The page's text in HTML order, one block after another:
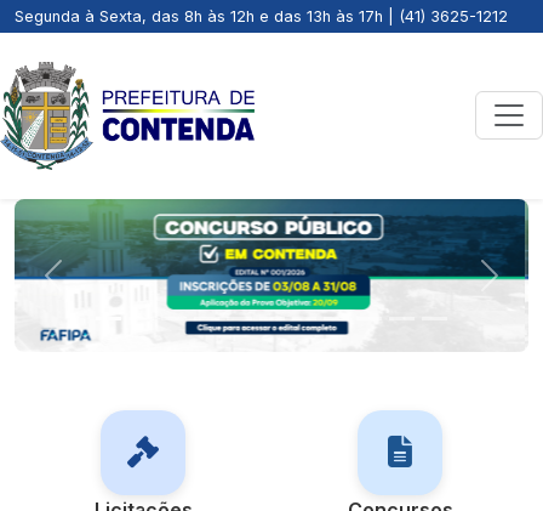
Segunda à Sexta, das 8h às 12h e das 13h às 17h | (41) 3625-1212
Previous Next